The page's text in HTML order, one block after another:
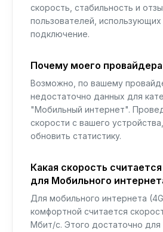
скорость, стабильность и
пользователей,
подключение.
Почему моего
Возможно, по вашему
недостаточно данных для
"Мобильный интернет".
скорости с вашего
обновить статистику.
Какая скорость
для Мобильного
Для мобильного интернета
комфортной считается
Мбит/с. Этого достаточно